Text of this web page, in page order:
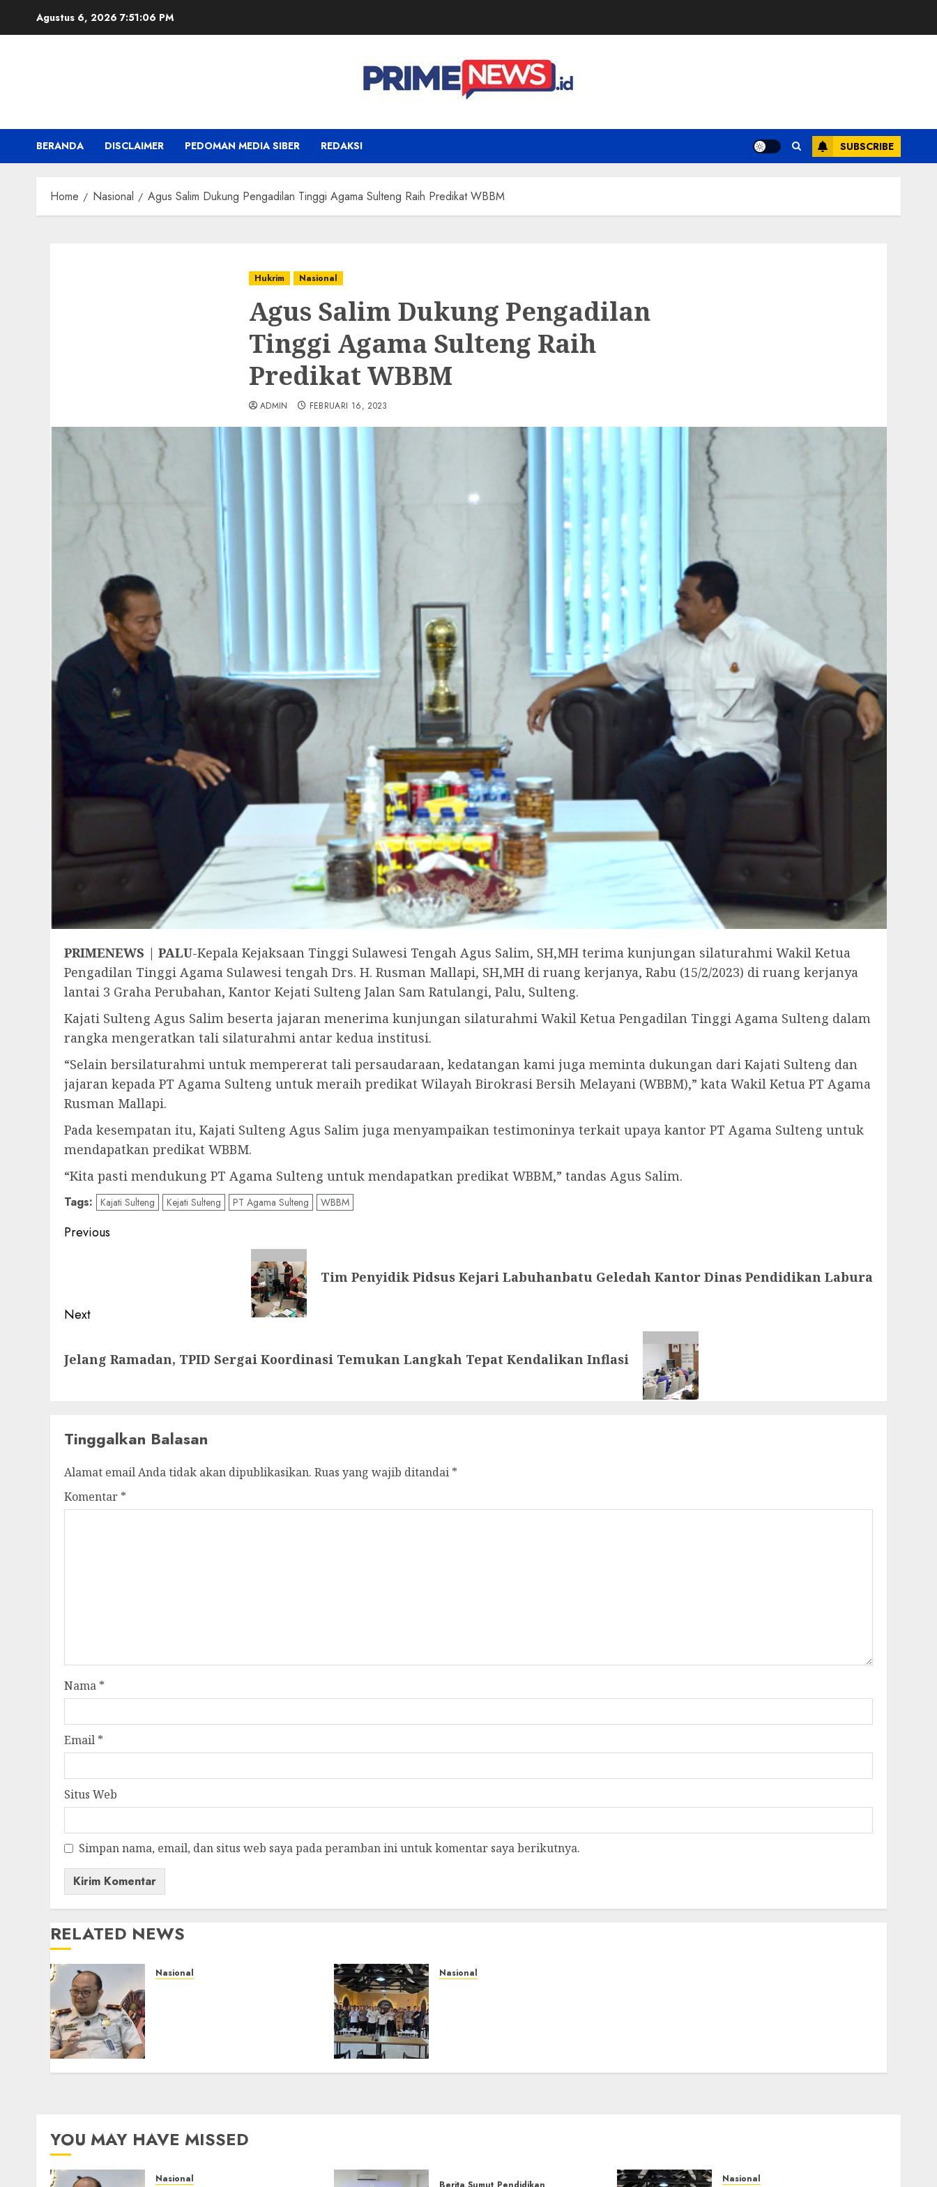
Agustus 6, 2026 7:51:07 PM
BERANDA DISCLAIMER PEDOMAN MEDIA SIBER REDAKSI SUBSCRIBE
Home Nasional Agus Salim Dukung Pengadilan Tinggi Agama Sulteng Raih Predikat WBBM
Hukrim Nasional
Agus Salim Dukung Pengadilan
Tinggi Agama Sulteng Raih
Predikat WBBM
ADMIN FEBRUARI 16, 2023
PRIMENEWS | PALU-Kepala Kejaksaan Tinggi Sulawesi Tengah Agus Salim, SH,MH terima kunjungan silaturahmi Wakil Ketua
Pengadilan Tinggi Agama Sulawesi tengah Drs. H. Rusman Mallapi, SH,MH di ruang kerjanya, Rabu (15/2/2023) di ruang kerjanya
lantai 3 Graha Perubahan, Kantor Kejati Sulteng Jalan Sam Ratulangi, Palu, Sulteng.
Kajati Sulteng Agus Salim beserta jajaran menerima kunjungan silaturahmi Wakil Ketua Pengadilan Tinggi Agama Sulteng dalam
rangka mengeratkan tali silaturahmi antar kedua institusi.
“Selain bersilaturahmi untuk mempererat tali persaudaraan, kedatangan kami juga meminta dukungan dari Kajati Sulteng dan
jajaran kepada PT Agama Sulteng untuk meraih predikat Wilayah Birokrasi Bersih Melayani (WBBM),” kata Wakil Ketua PT Agama
Rusman Mallapi.
Pada kesempatan itu, Kajati Sulteng Agus Salim juga menyampaikan testimoninya terkait upaya kantor PT Agama Sulteng untuk
mendapatkan predikat WBBM.
“Kita pasti mendukung PT Agama Sulteng untuk mendapatkan predikat WBBM,” tandas Agus Salim.
Tags: Kajati Sulteng Kejati Sulteng PT Agama Sulteng WBBM
Post
Previous
Tim Penyidik Pidsus Kejari Labuhanbatu Geledah Kantor Dinas Pendidikan Labura
Next
post:
Jelang Ramadan, TPID Sergai Koordinasi Temukan Langkah Tepat Kendalikan Inflasi
Tinggalkan Balasan
Alamat email Anda tidak akan dipublikasikan. Ruas yang wajib ditandai *
Komentar *
Nama *
Email *
Situs Web
Simpan nama, email, dan situs web saya pada peramban ini untuk komentar saya berikutnya.
RELATED NEWS
Nasional
AGUSTUS 6, 2026 0
Nasional
AGUSTUS 1, 2026 0
YOU MAY HAVE MISSED
Nasional Nasional